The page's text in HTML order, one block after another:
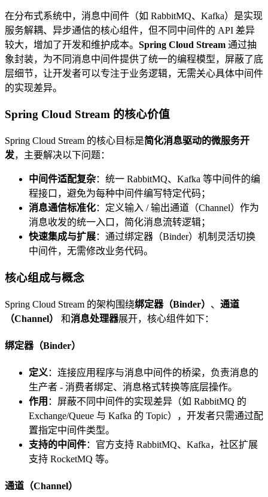
在分布式系统中，消息中间件（如 RabbitMQ、Kafka）是实现
服务解耦、异步通信的核心组件，但不同中间件的 API 差异
较大，增加了开发和维护成本。 Spring Cloud Stream 通过抽
象封装，为不同消息中间件提供了统一的编程模型，屏蔽了底
层细节，让开发者可以专注于业务逻辑，无需关心具体中间件
的实现差异。
Spring Cloud Stream 的核心价值
Spring Cloud Stream 的核心目标是简化消息驱动的微服务开
发，主要解决以下问题：
中间件适配复杂：统一 RabbitMQ、Kafka 等中间件的编
程接口，避免为每种中间件编写特定代码；
消息通信标准化：定义输入 / 输出通道（Channel）作为
消息收发的统一入口，简化消息流转逻辑；
快速集成与扩展：通过绑定器（Binder）机制灵活切换
中间件，无需修改业务代码。
核心组成与概念
Spring Cloud Stream 的架构围绕绑定器（Binder） 、 通道
（Channel）
和消息处理器展开，核心组件如下：
绑定器（Binder）
定义 ：连接应用程序与消息中间件的桥梁，负责消息的
生产者 - 消费者绑定、消息格式转换等底层操作。
作用 ：屏蔽不同中间件的实现差异（如 RabbitMQ 的
Exchange/Queue 与 Kafka 的 Topic），开发者只需通过配
置指定中间件类型。
支持的中间件：官方支持 RabbitMQ、Kafka，社区扩展
支持 RocketMQ 等。
通道（Channel）